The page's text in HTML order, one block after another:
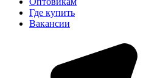
Где купить
Вакансии